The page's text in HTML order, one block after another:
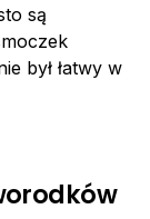
są
był łatwy w